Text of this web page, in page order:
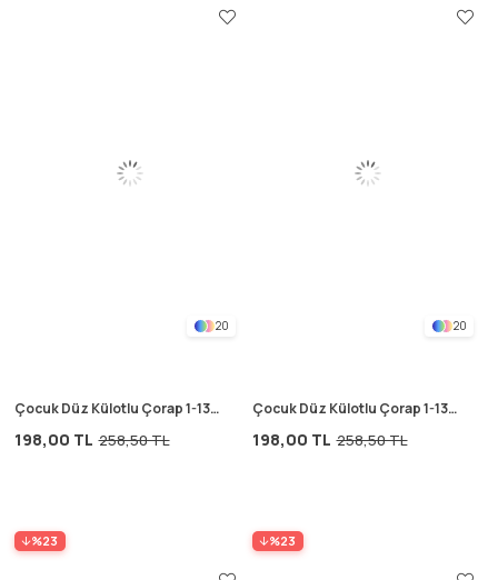
20
Çocuk Düz Külotlu Çorap 1-13
198,00 TL 258,50 TL
%23
20
Çocuk Düz Külotlu Çorap 1-13
198,00 TL 258,50 TL
%23